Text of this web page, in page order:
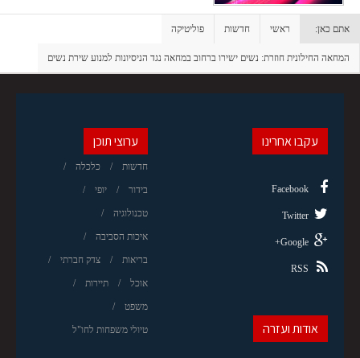
אתם כאן: ראשי חדשות פוליטיקה
המחאה החילונית חוזרת: נשים ישירו ברחוב במחאה נגד הניסיונות למנוע שירת נשים
ערוצי תוכן
חדשות כלכלה
בידור יופי
טכנולוגיה
איכות הסביבה
בריאות צדק חברתי
אוכל תיירות
משפט
טיולי משפחות לחו"ל
עקבו אחרינו
Facebook
Twitter
Google+
RSS
אודות ועזרה